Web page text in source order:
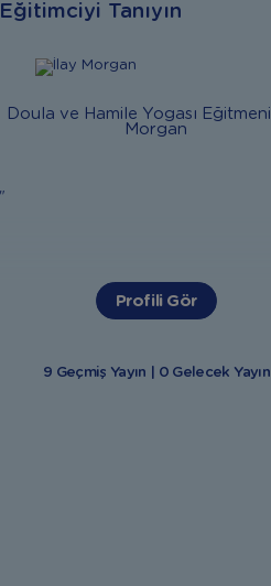
Eğitimciyi Tanıyın
Doula ve Hamile Yogası Eğitmeni
Morgan
"
Profili Gör
9 Geçmiş Yayın | 0 Gelecek Yayın